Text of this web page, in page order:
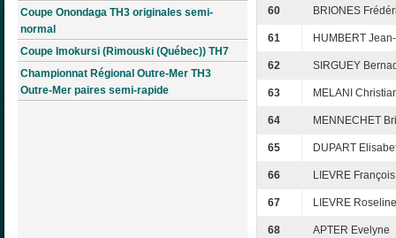
Coupe Onondaga TH3 originales semi-
normal
Coupe Imokursi (Rimouski (Québec)) TH7
Championnat Régional Outre-Mer TH3
Outre-Mer paires semi-rapide
60 BRIONES
61 HUMBERT
62 SIRGUEY
63 MELANI
64 MENNECHET
65 DUPART
66 LIEVRE François
67 LIEVRE Roseline
68 APTER Evelyne